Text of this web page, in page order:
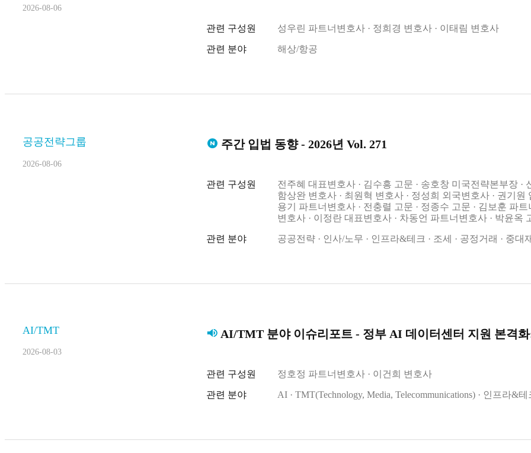
2026-08-06
관련 구성원 성우린 파트너변호사 정희경 변호사 이태림 변호사
관련 분야 해상/항공
공공전략그룹
2026-08-06
주간 입법 동향 - 2026년 Vol. 271
관련 구성원 전주혜 대표변호사 김수흥 고문 송호창 미국전략본부장
함상완 변호사
최원혁 변호사 정성희 외국변호사 권기원
용기 파트너변호사
전충렬 고문 정종수 고문 김보훈 파트
변호사
이정란 대표변호사 차동언 파트너변호사 박윤옥
관련 분야 공공전략 인사/노무 인프라&테크 조세 공정거래 중대
AI/TMT
2026-08-03
AI/TMT 분야 이슈리포트 - 정부 AI 데이터센터 지원 본격화: 범부처
관련 구성원 정호정 파트너변호사 이건희 변호사
관련 분야 AI TMT(Technology, Media, Telecommunications) 인프라&테